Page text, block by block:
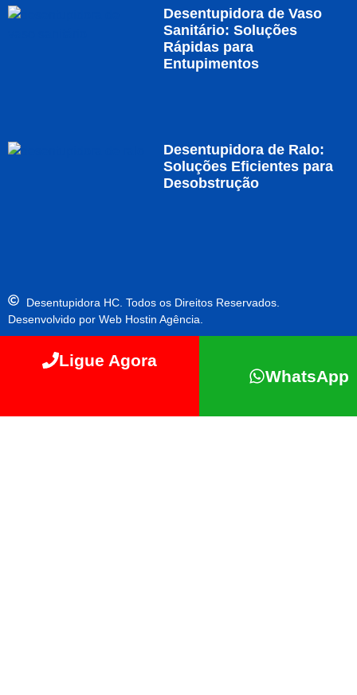
Desentupidora de Vaso
Sanitário: Soluções
Rápidas para
Entupimentos
Desentupidora de Ralo:
Soluções Eficientes para
Desobstrução
Desentupidora HC. Todos os Direitos Reservados.
Desenvolvido por Web Hostin Agência.
Ligue Agora
WhatsApp